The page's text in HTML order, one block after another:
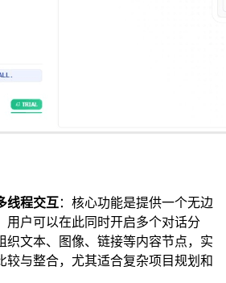
线程交互 ：核心功能是提供一个无边
用户可以在此同时开启多个对话分
织文本、图像、链接等内容节点，实
较与整合，尤其适合复杂项目规划和